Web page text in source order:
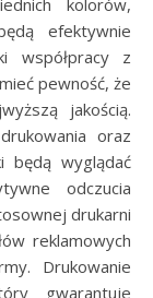
kolorów,
efektywnie
współpracy z
pewność, że
jakością.
oraz
będą wyglądać
odczucia
drukarni
reklamowych
Drukowanie
gwarantuje